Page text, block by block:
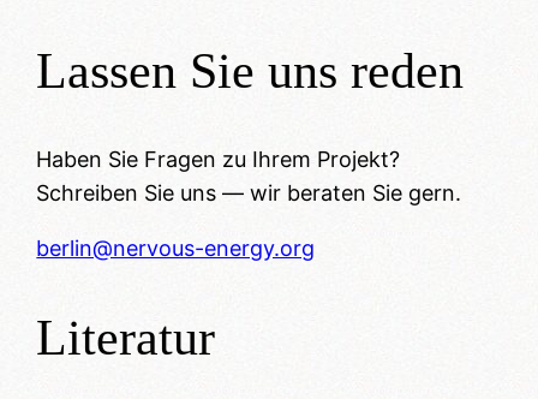
Lassen Sie uns reden
Haben Sie Fragen zu Ihrem Projekt?
Schreiben Sie uns — wir beraten Sie gern.
berlin@nervous-energy.org
Literatur